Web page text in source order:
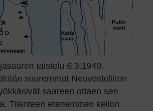
taistelu 6.3.1940.
suuremmat Neuvostoliiton
saareen ottaen sen
Tilanteen eteneminen kellon